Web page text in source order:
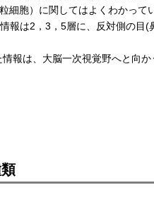
細胞）に関してはよくわかって
報は2，3，5層に、反対側の目
報は、大脳一次視覚野へと向か